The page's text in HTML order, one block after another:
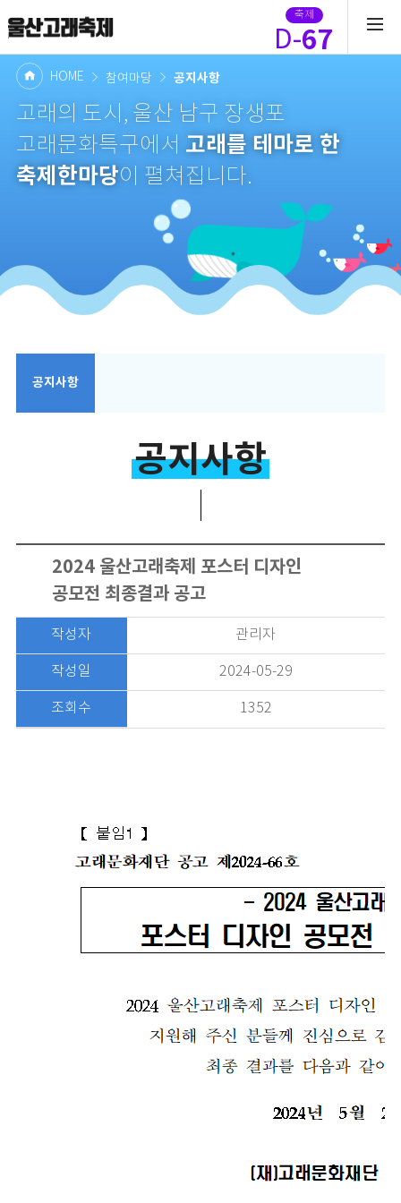
축제
D-67
HOME 참여마당 공지사항
고래의 도시, 울산 남구 장생포
고래문화특구에서 고래를 테마로 한
축제한마당이 펼쳐집니다.
공지사항
공지사항
2024 울산고래축제 포스터 디자인
공모전 최종결과 공고
작성자 관리자
작성일 2024-05-29
조회수 1352